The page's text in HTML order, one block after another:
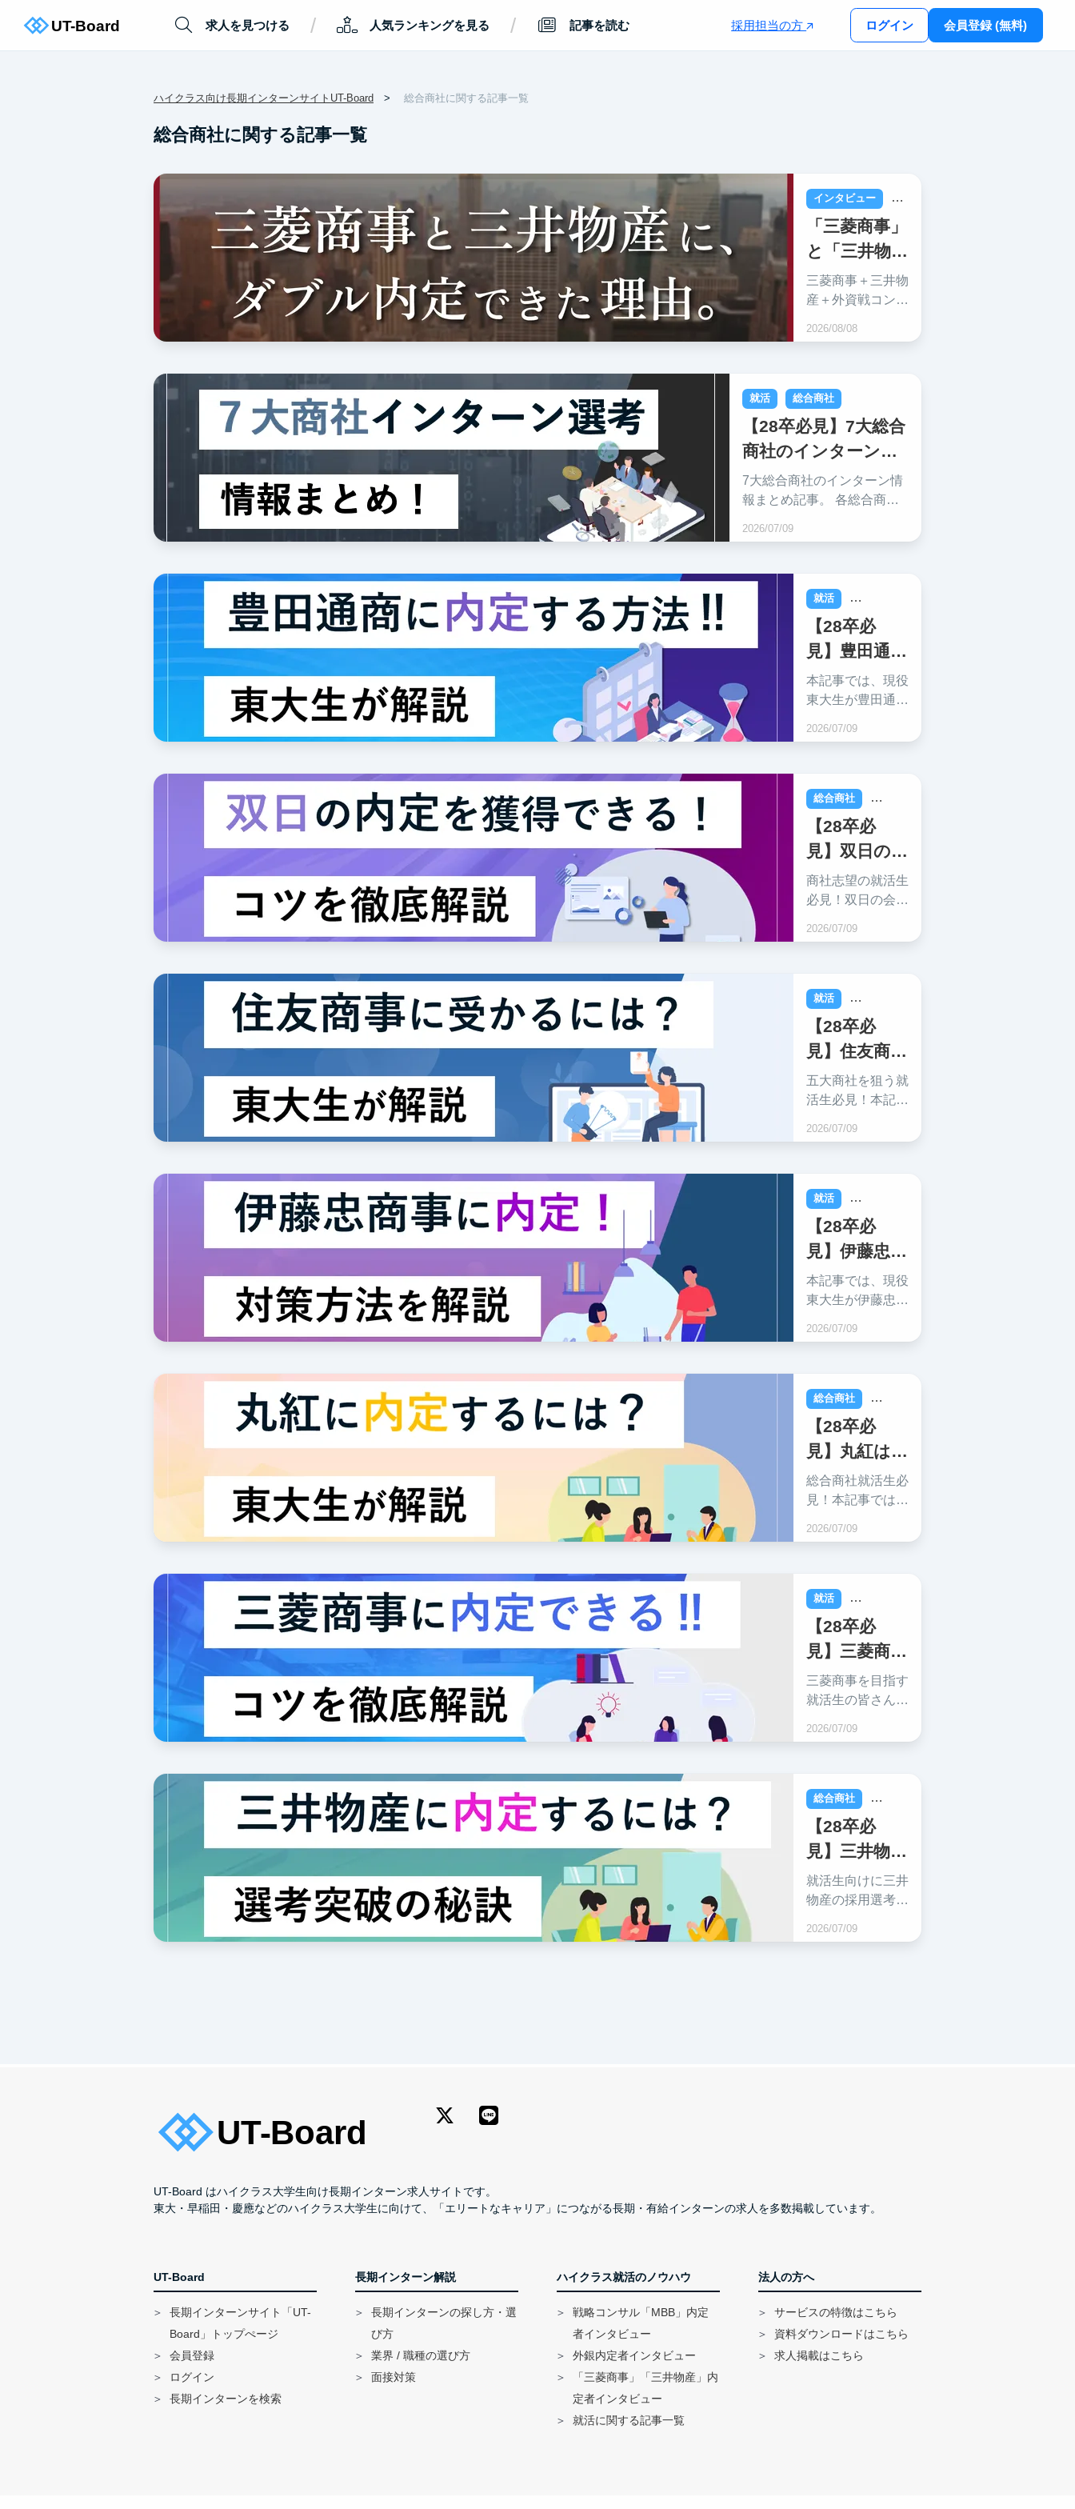
求人を見つける / 人気ランキングを見る / 記事を読む 採用担当の方 ログイン 会員登録 (無料)
ハイクラス向け長期インターンサイトUT-Board 総合商社に関する記事一覧
総合商社に関する記事一覧
インタビュー 長期インターン
「三菱商事」
と「三井物
産」にダブ
ル内定！～
総合商社に合
インタビュ
ー ～
三菱商事＋三井物
産＋外資戦コンと
総合商社の就活対
策を徹底インタビ
ュー。商社志望学
生は必見の記事。
2026/08/08
就活 総合商社
【28卒必見】7大総合
商社のインターン情
報まとめ！選考優
遇・早期選考の有無
まで徹底解説
7大総合商社のインターン情
報まとめ記事。 各総合商社
商社の就活情報を手に入れた
い方に必見の記事です。
2026/07/09
就活 総合商社
【28卒必
見】豊田通商
への就職は
すごい？採
用大学・年
本記事では、現役
東大生が豊田通商
説しており、短時
間で必要な情報収
集ができます！
2026/07/09
総合商社 就活
【28卒必
見】双日の就
職難易度・採
用大学・年
収・インタ
商社志望の就活生
必見！双日の会社
が解説します。こ
れで双日の選考対
策はバッチリ。
2026/07/09
就活 総合商社
【28卒必
見】住友商事
の就職難易
度・採用大
学・インタ
五大商社を狙う就
活生必見！本記事
など、内定に必要
な情報を網羅的に
解説します！
2026/07/09
就活 総合商社
【28卒必
見】伊藤忠商
事の就職難易
度・採用大
学・インタ
本記事では、現役
東大生が伊藤忠商
風や働き方につい
て網羅的に解説し
ています。効率よ
く正確な情報を得
たい就活生必
見！！短時間で効
率的な情報収集が
できます。
2026/07/09
総合商社 就活
【28卒必
見】丸紅はや
ばい？の就
職難易度・採
用大学・イン
総合商社就活生必
見！本記事では、
考対策に必要な情
報を網羅的に解説
します！
2026/07/09
就活 総合商社
【28卒必
見】三菱商事
の就職難易
度・採用大
学・インタ
三菱商事を目指す
就活生の皆さん
動の際に知ってお
きたいキーポイン
トを現役東大生が
丁寧に解説しま
す。
2026/07/09
総合商社 就活
【28卒必
見】三井物産
の就職難易
度・採用大
学・インタ
就活生向けに三井
物産の採用選考フ
2026/07/09
UT-Board はハイクラス大学生向け長期インターン求人サイトです。
東大・早稲田・慶應などのハイクラス大学生に向けて、「エリートなキャリア」につながる長期・有給インターンの求人を多数掲載しています。
UT-Board
長期インターンサイト「UT-
Board」トップぺージ
会員登録
ログイン
長期インターンを検索
長期インターン解説
長期インターンの探し方・選
び方
業界 / 職種の選び方
面接対策
ハイクラス就活のノウハウ
戦略コンサル「MBB」内定
者インタビュー
外銀内定者インタビュー
「三菱商事」「三井物産」内
定者インタビュー
就活に関する記事一覧
法人の方へ
サービスの特徴はこちら
資料ダウンロードはこちら
求人掲載はこちら